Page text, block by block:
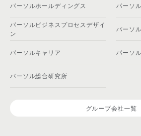
パーソルホールディングス パーソ
パーソルビジネスプロセスデザイ
ン
パーソ
パーソルキャリア パーソ
パーソル総合研究所
グループ会社一覧